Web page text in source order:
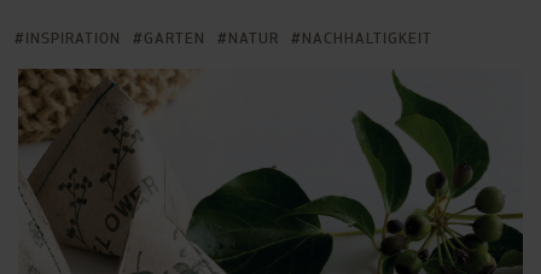
INSPIRATION GARTEN NATUR NACHHALTIGKEIT